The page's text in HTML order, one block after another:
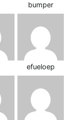
bumper
efueloep